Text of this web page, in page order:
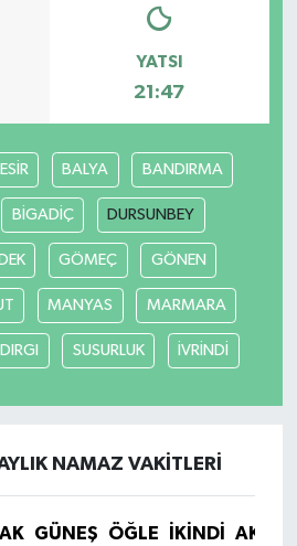
YATSI
21:47
BALYA BANDIRMA
BİGADİÇ DURSUNBEY
GÖMEÇ GÖNEN
MANYAS MARMARA
SUSURLUK İVRİNDİ
NAMAZ VAKITLERI
GÜNEŞ ÖĞLE İKINDI